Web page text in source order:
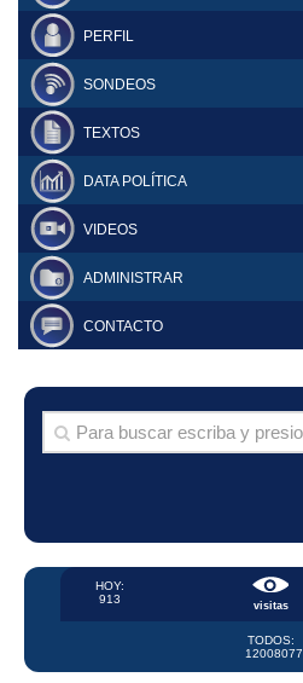
PERFIL
SONDEOS
TEXTOS
DATA POLÍTICA
VIDEOS
ADMINISTRAR
CONTACTO
visitas
HOY:
913
TODOS:
12008077